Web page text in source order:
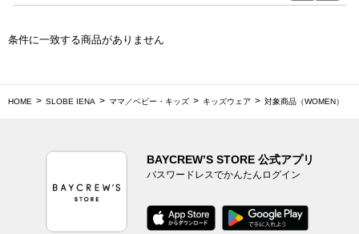
条件に一致する商品がありません
HOME SLOBE IENA ママ／ベビー・キッズ キッズウェア 対象商品（WOMEN）
BAYCREW’S STORE 公式アプリ
パスワードレスでかんたんログイン